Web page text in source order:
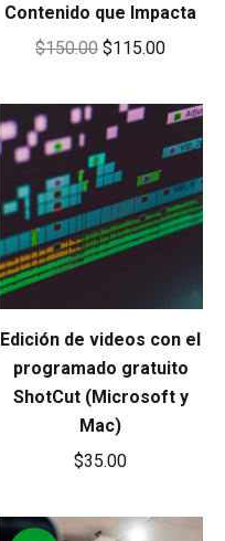
Contenido que Impacta
$150.00 Original
was:
$150.00.
$115.00Current
is:
Edición de videos con el
programado gratuito
ShotCut (Microsoft y
Mac)
$35.00